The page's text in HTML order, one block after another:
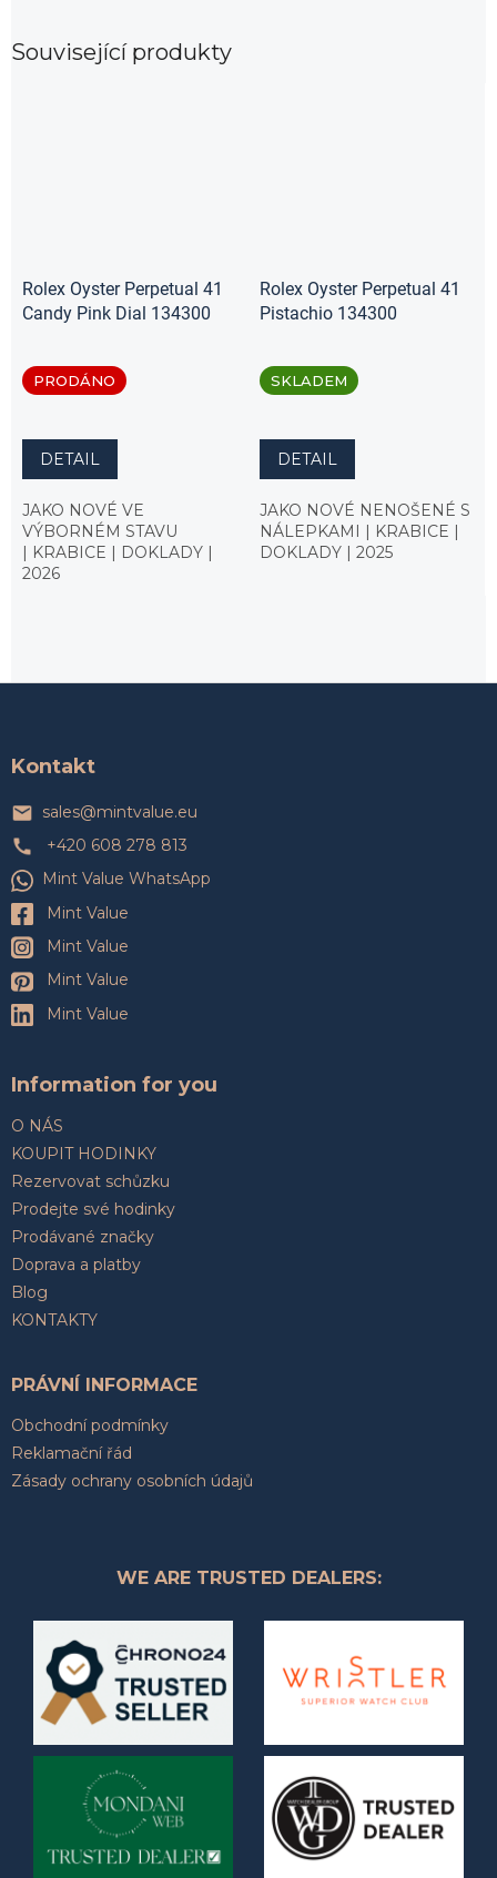
Související produkty
Rolex Oyster Perpetual 41
Candy Pink Dial 134300
PRODÁNO
DETAIL
JAKO NOVÉ VE
VÝBORNÉM STAVU
| KRABICE | DOKLADY |
2026
Rolex Oyster Perpetual 41
Pistachio 134300
SKLADEM
DETAIL
JAKO NOVÉ NENOŠENÉ S
NÁLEPKAMI | KRABICE |
DOKLADY | 2025
Kontakt
sales@mintvalue.eu
+420 608 278 813
Mint Value WhatsApp
Mint Value
Mint Value
Mint Value
Mint Value
Information for you
O NÁS
KOUPIT HODINKY
Rezervovat schůzku
Prodejte své hodinky
Prodávané značky
Doprava a platby
Blog
KONTAKTY
PRÁVNÍ INFORMACE
Obchodní podmínky
Reklamační řád
Zásady ochrany osobních údajů
WE ARE TRUSTED DEALERS: